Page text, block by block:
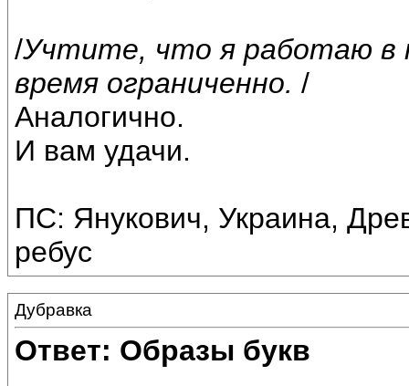
/Учтите, что я работаю в
время ограниченно. /
Аналогично.
И вам удачи.
ПС: Янукович, Украина,
ребус
Дубравка
Ответ: Образы букв